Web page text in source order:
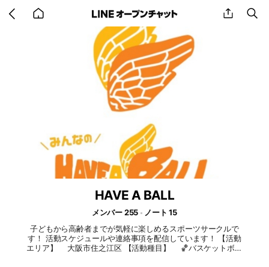
back share
HAVE A BALL
メンバー 255
ノート 15
子どもから高齢者までが気軽に楽しめるスポーツサークルで
す！ 活動スケジュールや連絡事項を配信しています！ 【活動
エリア】 大阪市住之江区 【活動種目】 🏀バスケットボー